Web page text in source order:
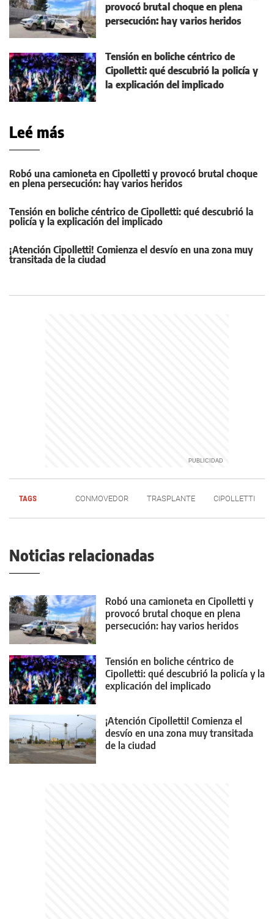
provocó brutal choque en plena
persecución: hay varios heridos
Tensión en boliche céntrico de
Cipolletti: qué descubrió la policía y
la explicación del implicado
Leé más
Robó una camioneta en Cipolletti y provocó brutal choque
en plena persecución: hay varios heridos
Tensión en boliche céntrico de Cipolletti: qué descubrió la
policía y la explicación del implicado
¡Atención Cipolletti! Comienza el desvío en una zona muy
transitada de la ciudad
TAGS CONMOVEDOR TRASPLANTE CIPOLLETTI
Noticias relacionadas
Robó una camioneta en Cipolletti y
provocó brutal choque en plena
persecución: hay varios heridos
Tensión en boliche céntrico de
Cipolletti: qué descubrió la policía y la
explicación del implicado
¡Atención Cipolletti! Comienza el
desvío en una zona muy transitada
de la ciudad